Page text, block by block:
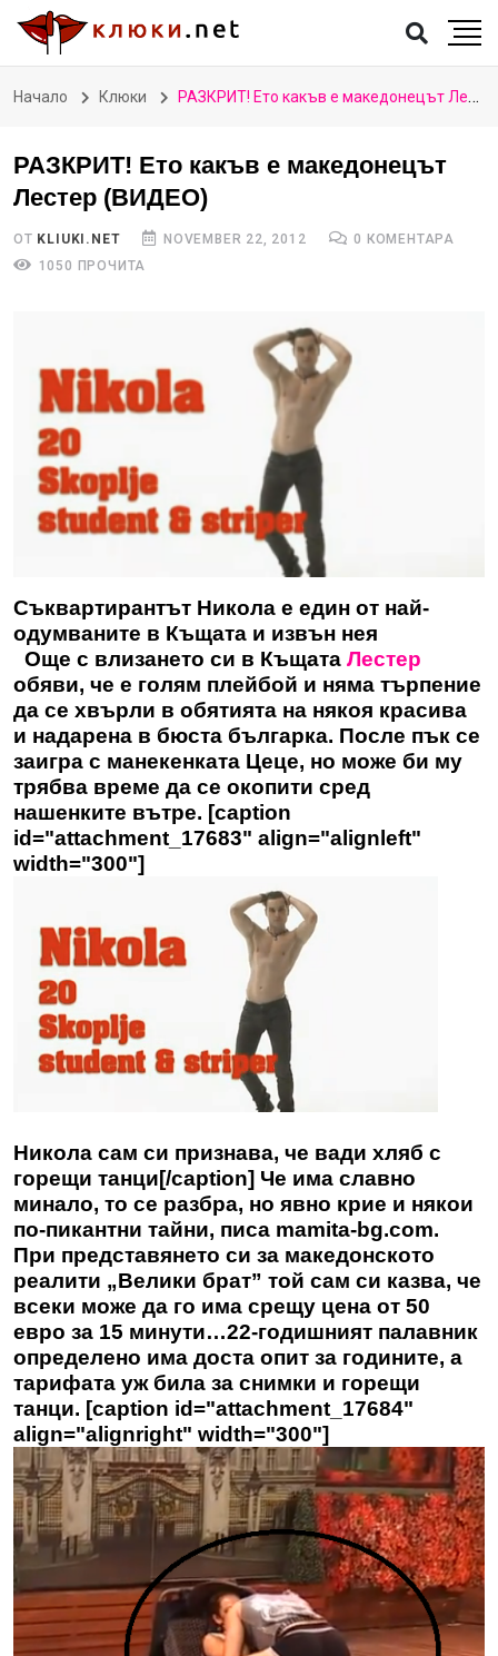
Начало Клюки РАЗКРИТ! Ето какъв е македонецът Лестер (ВИДЕО)
РАЗКРИТ! Ето какъв е македонецът
Лестер (ВИДЕО)
ОТ KLIUKI.NET NOVEMBER 22, 2012
0 КОМЕНТАРА
1050 ПРОЧИТА
Съквартирантът Никола е един от най-
одумваните в Къщата и извън нея
Още с влизането си в Къщата Лестер
обяви, че е голям плейбой и няма търпение
да се хвърли в обятията на някоя красива
и надарена в бюста българка. После пък се
заигра с манекенката Цеце, но може би му
трябва време да се окопити сред
нашенките вътре. [caption
id="attachment_17683" align="alignleft"
width="300"]
Никола сам си признава, че вади хляб с
горещи танци[/caption] Че има славно
минало, то се разбра, но явно крие и някои
по-пикантни тайни, писа mamita-bg.com.
При представянето си за македонското
реалити „Велики брат” той сам си казва, че
всеки може да го има срещу цена от 50
евро за 15 минути…22-годишният палавник
определено има доста опит за годините, а
тарифата уж била за снимки и горещи
танци. [caption id="attachment_17684"
align="alignright" width="300"]